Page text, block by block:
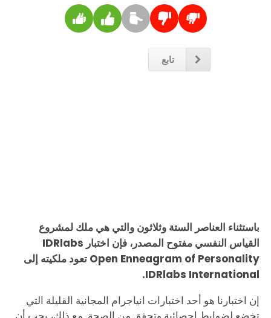
تابع
باستثناء العناصر الستة وثلاثون والتي هي ملك لمشروع
القياس النفسي مفتوح المصدر، فإن اختبار IDRlabs
Open Enneagram of Personality تعود ملكيته إلى
IDRlabs International.
إن اختبارنا هو أحد اختبارات انياجرام المجانية القليلة التي
تخضع لضوابط إحصائية وتحقق من الصحة. مع ذلك، يجب أن